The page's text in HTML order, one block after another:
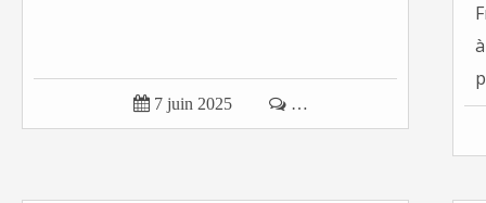
 7 juin 2025  …